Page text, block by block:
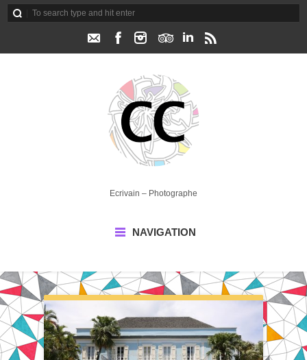
Ecrivain – Photographe
NAVIGATION